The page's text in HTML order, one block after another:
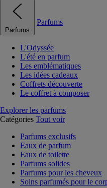
Parfums
Parfums
L'Odyssée
L'été en parfum
Les emblématiques
Les idées cadeaux
Coffrets découverte
Le coffret à composer
Explorer les parfums
Catégories Tout voir
Parfums exclusifs
Eaux de parfum
Eaux de toilette
Parfums solides
Parfums pour les cheveux
Soins parfumés pour le